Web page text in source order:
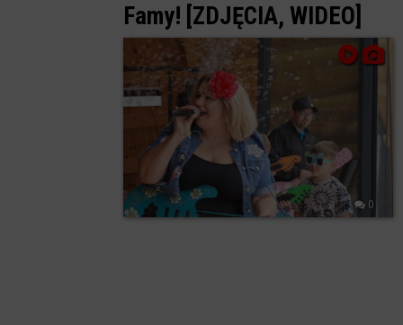
Famy! [ZDJĘCIA, WIDEO]
0